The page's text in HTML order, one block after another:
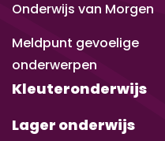
Onderwijs van Morgen
Meldpunt gevoelige
onderwerpen
Kleuteronderwijs
Lager onderwijs